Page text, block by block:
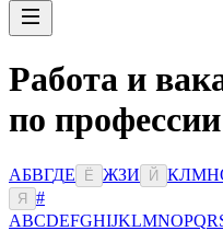
Работа и
по
АБВГДЕ Ё ЖЗИ Й КЛМН
Я
#
ABCDEFGHIJKLMNOPQR